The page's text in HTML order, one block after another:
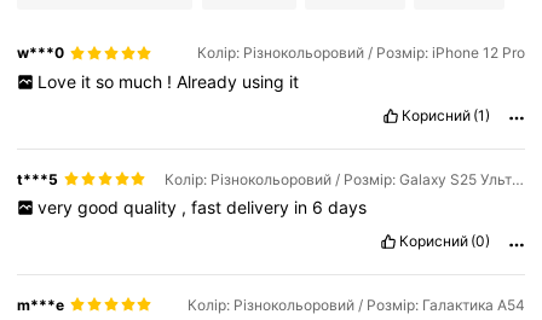
w***0 Колір: Різнокольоровий / Розмір: iPhone 12 Pro
Love it so much ! Already using it
Корисний (1)
t***5 Колір: Різнокольоровий / Розмір: Galaxy S25 Ультра
very good quality , fast delivery in 6 days
Корисний (0)
m***e Колір: Різнокольоровий / Розмір: Галактика А54